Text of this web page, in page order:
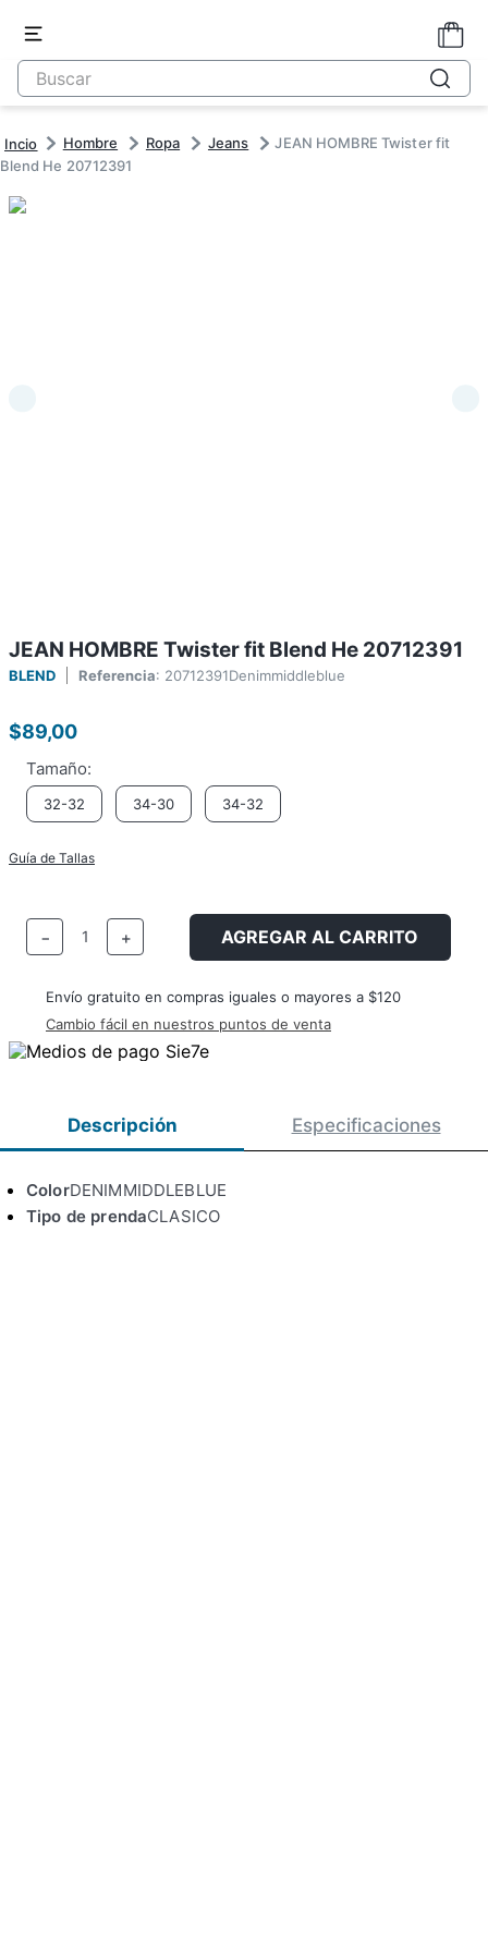
Hombre Ropa Jeans
JEAN HOMBRE Twister fit
Blend He 20712391
JEAN HOMBRE Twister fit Blend He 20712391
BLEND Referencia: 20712391Denimmiddleblue
$89,00
32-32 34-30 34-32
Guía de Tallas
＋
－ AGREGAR AL CARRITO
Envío gratuito en compras iguales o mayores a $120
Cambio fácil en nuestros puntos de venta
Descripción Especificaciones
ColorDENIMMIDDLEBLUE
Tipo de prendaCLASICO